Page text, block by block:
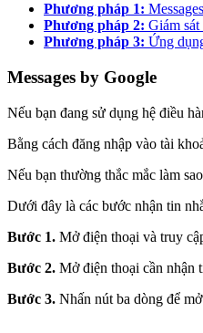
Phương pháp 1:
Phương pháp 2: Giám
Phương pháp 3: Ứng
Messages by Google
Nếu bạn đang sử dụng hệ điều
Bằng cách đăng nhập vào tài
Nếu bạn thường thắc mắc làm
Dưới đây là các bước nhận tin
Bước 1. Mở điện thoại và truy
Bước 2. Mở điện thoại cần nhận
Bước 3. Nhấn nút ba dòng để